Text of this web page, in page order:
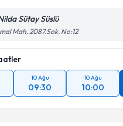
Sütay Süslü
Mah. 2087.Sok. No:12
10 Ağu
09:30
10 Ağu
10:00